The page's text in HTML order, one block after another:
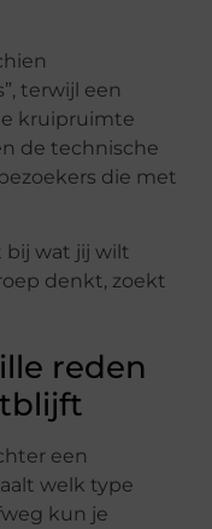
terwijl een
kruipruimte
de technische
die met
bij wat jij wilt
denkt, zoekt
reden
een
welk type
kun je